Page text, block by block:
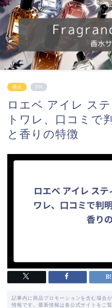
香水 PR
ロエベ アイレ ス
トワレ、口コミで
と香りの特徴
記事内に商品プロモーションを含む場合
情報です。最新情報は各公式サイトをご